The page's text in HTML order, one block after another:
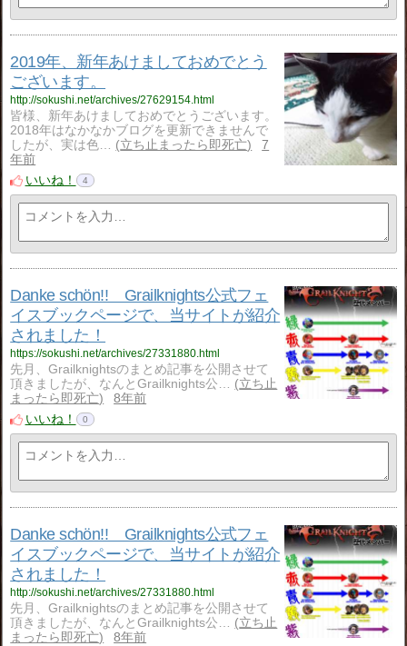
2019年、新年あけましておめでとう
ございます。
http://sokushi.net/archives/27629154.html
皆様、新年あけましておめでとうございます。
2018年はなかなかブログを更新できませんで
したが、実は色…
立ち止まったら即死亡
7
年前
いいね！
4
Danke schön!! Grailknights公式フェ
イスブックページで、当サイトが紹介
されました！
https://sokushi.net/archives/27331880.html
先月、Grailknightsのまとめ記事を公開させて
頂きましたが、なんとGrailknights公…
立ち止
まったら即死亡
8年前
いいね！
0
Danke schön!! Grailknights公式フェ
イスブックページで、当サイトが紹介
されました！
http://sokushi.net/archives/27331880.html
先月、Grailknightsのまとめ記事を公開させて
頂きましたが、なんとGrailknights公…
立ち止
まったら即死亡
8年前